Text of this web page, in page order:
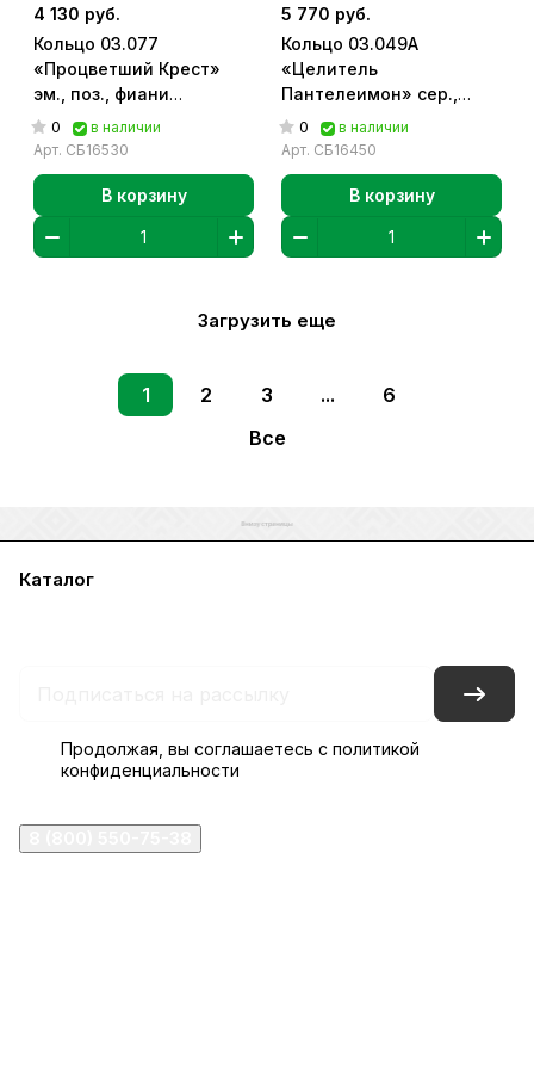
4 130 руб.
Кольцо 03.077
«Процветший Крест»
эм., поз., фиани
«Ювелия»] арт. СБ16530
0
в наличии
Арт. СБ16530
В корзину
5 770 руб.
Кольцо 03.049А
«Целитель
Пантелеимон» сер.,
эмаль арт. СБ16450
0
в наличии
Арт. СБ16450
В корзину
Загрузить еще
1 2 3 ...
6
Все
Каталог
Продолжая, вы соглашаетесь с политикой
конфиденциальности